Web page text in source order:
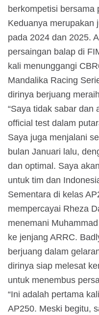
berkompetisi bersama
Keduanya merupakan
pada 2024 dan 2025.
persaingan balap di
kali menunggangi
Mandalika Racing
dirinya berjuang
“Saya tidak sabar dan
official test dalam
Saya juga menjalani
bulan Januari lalu,
dan optimal. Saya
untuk tim dan
Sementara di kelas
mempercayai Rheza
menemani
ke jenjang ARRC.
berjuang dalam
dirinya siap melesat
untuk menembus
“Ini adalah pertama
AP250. Meski begitu,